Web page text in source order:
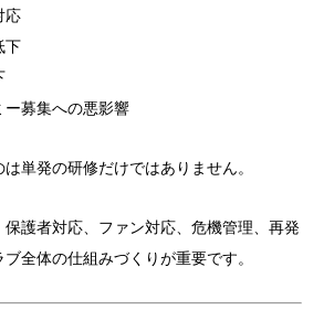
応
下
ー募集への悪影響
単発の研修だけではありません。
護者対応、ファン対応、危機管理、再発
全体の仕組みづくりが重要です。